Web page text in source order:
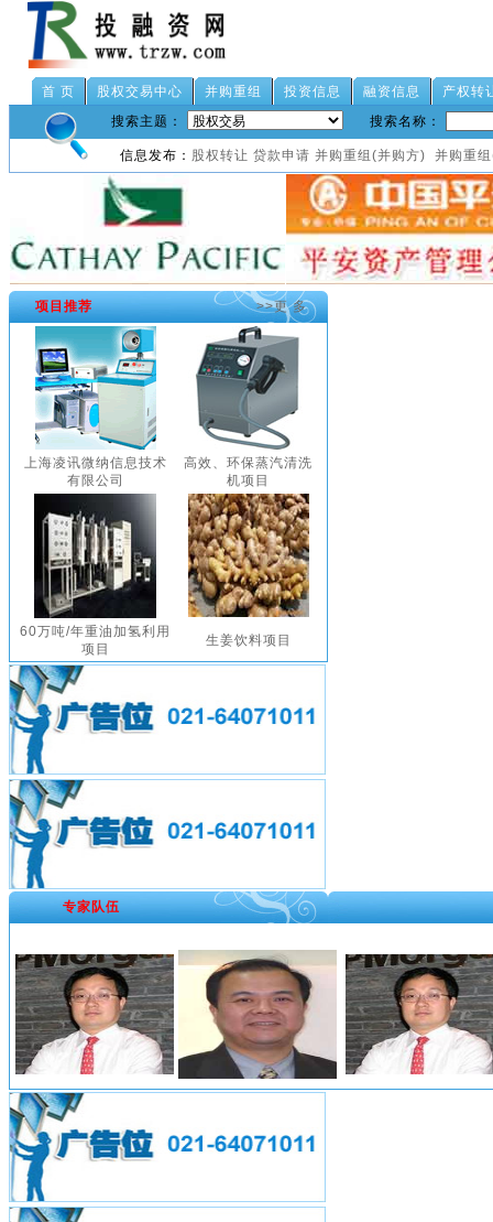
首 页 股权交易中心 并购重组 投资信息 融资信息
产权转
搜索主题：
搜索名称：
信息发布： 股权转让 贷款申请 并购重组(并购方) 并购重
项目推荐 >>更 多
上海凌讯微纳信息技术
有限公司
高效、环保蒸汽清洗
机项目
60万吨/年重油加氢利用
项目
生姜饮料项目
专家队伍
邵律 许泽成
葛欣 谭兆璋
张羽
葛欣